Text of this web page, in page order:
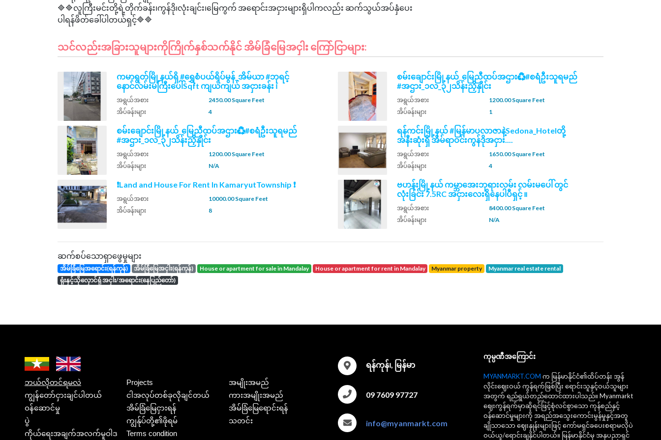
🔷🔷လူကြီးမင်းတို့ရဲ့တိုက်ခန်း၊ကွန်ဒို၊လုံးချင်း၊မြေကွက် အရောင်းအငှားများရှိပါကလည်း ဆက်သွယ်အပ်နှံပေး
သင်လည်းအခြားသူများကိုကြိုက်နှစ်သက်နိုင် အိမ်ခြံမြေအငှါး ကြော်ငြာများ:
ကမာရွတ်မြို့နယ်ရှိ #ရွှေစံပယ်ရိပ်မွန်_အိမ်ယာ #ဘုရင့်
နောင်လမ်းမကြီးပေါ်Sqft ကျယ်ကျယ် အငှားခန်း ၊
အရွယ်အစား
2450.00 Square Feet
အိပ်ခန်းများ
4
စမ်းချောင်းမြို့နယ်_မြေညီထပ်အဌား♻️#စရံဦးသူရမည်
#အဌား_၁လ_၃၂သိန်းညှိနှိုင်း
အရွယ်အစား
1200.00 Square Feet
အိပ်ခန်းများ
1
စမ်းချောင်းမြို့နယ်_မြေညီထပ်အဌား♻️#စရံဦးသူရမည်
#အဌား_၁လ_၃၂သိန်းညှိနှိုင်း
အရွယ်အစား
1200.00 Square Feet
အိပ်ခန်းများ
N/A
ရန်ကင်းမြို့နယ် #မြန်မာပလာဇာနဲ့Sedona_Hotelတို့
အနီးဆုံးရှိ အိမ်ရာဝင်းကွန်ဒိုအငှား....
အရွယ်အစား
1650.00 Square Feet
အိပ်ခန်းများ
4
❗Land and House For Rent In KamaryutTownship ❗
အရွယ်အစား
10000.00 Square Feet
အိပ်ခန်းများ
8
ဗဟန်းမြို့နယ် ကမ္ဘာ​အေးဘုရားလမ်း လမ်းမပေါ် တွင်
လုံးခြင်း 7.5RC အငှားလေးရှိနေပါပီရှင့် ။
အရွယ်အစား
8400.00 Square Feet
အိပ်ခန်းများ
N/A
ဆက်စပ်သောရှာဖွေမှုများ
အိမ်ခြံမြေအရောင်း(ရန်ကုန်) အိမ်ခြံမြေအငှါး(ရန်ကုန်) house or apartment for sale in Mandalay house or apartment for rent in Mandalay Myanmar property
Myanmar real estate rental
ရုံးနှင့်သိုလှောင်ရုံ အငှါး/အရောင်း(နေပြည်တော်)
ဘယ်လိုတင်ရမလဲ Projects
အမျိုးအမည်
ကျွန်တော်ငှားချင်ပါတယ်
ငါအလုပ်တစ်ခုလိုချင်တယ်
ကားအမျိုးအမည်
ဝန်ဆောင်မှု
အိမ်ခြံမြေငှားရန်
အိမ်ခြံမြေရောင်းရန်
ပွဲ
ကျွန်ုပ်တို့၏ဖိုရမ်
သတင်း
ကိုယ်ရေးအချက်အလက်မူဝါဒ
Terms condition
ရန်ကုန်၊, မြန်မာ
09 7609 97727
info@myanmarkt.com
ကုမ္ပဏီအကြောင်း
MYANMARKT.COM က မြန်မာနိုင်ငံ၏ထိပ်တန်း အွန်
လိုင်းဈေးဝယ် ကွန်ရက်ဖြစ်ပြီး ရောင်းသူနှင့်ဝယ်သူများ
အတွက် ရည်ရွယ်တည်ထောင်ထားပါသည်။ Myanmarkt
ဈေးကွန်ရက်မှာဆိုရင်ဖြင့်စုံလင်စွာသော ကုန်စည်နှင့်
ဝန်ဆောင်မှုများကို အရည်အသွေးကောင်းမွန်မှုနှင့်အတူ
ချိုသာသော ဈေးနှုန်းများဖြင့် ကော်မရှင်ခပေးစရာမလိုပဲ
ဝယ်ယူ/ရောင်းချနိုင်ပါတယ်။ မြန်မာနိုင်ငံမှ အနုပညာရှင်